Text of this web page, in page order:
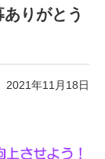
りがとう
2021年11月18日